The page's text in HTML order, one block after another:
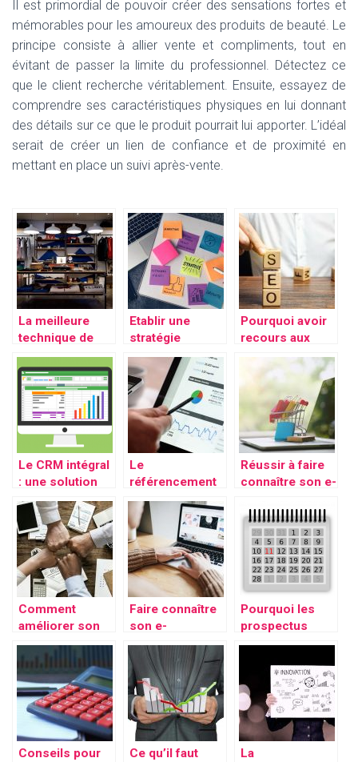
Il est primordial de pouvoir créer des sensations fortes et
mémorables pour les amoureux des produits de beauté. Le
principe consiste à allier vente et compliments, tout en
évitant de passer la limite du professionnel. Détectez ce
que le client recherche véritablement. Ensuite, essayez de
comprendre ses caractéristiques physiques en lui donnant
des détails sur ce que le produit pourrait lui apporter. L’idéal
serait de créer un lien de confiance et de proximité en
mettant en place un suivi après-vente.
La meilleure
technique de
vente en ligne
Etablir une
stratégie
marketing
Pourquoi avoir
recours aux
services d’une
agence SEO
Le CRM intégral
: une solution
CRM à multiples
avantages
Le
référencement
naturel :
indispensable
pour une
stratégie
marketing pour
le long terme
Réussir à faire
connaître son e-
comment
réussir ?
Comment
améliorer son
suivi
commercial en
4 étapes?
Faire connaître
son e-
commerce
grâce aux
réseaux
sociaux, c’est
possible ?
Pourquoi les
prospectus
peuvent aider à
votre
événement
spécial ?
Conseils pour
Ce qu’il faut
La